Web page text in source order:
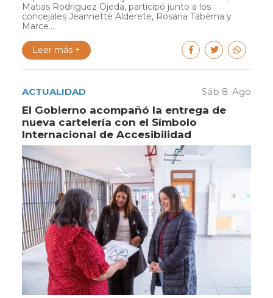
Matias Rodriguez Ojeda, participó junto a los
concejales Jeannette Alderete, Rosana Taberna y
Marce...
Leer más +
ACTUALIDAD Sáb 8. Ago
El Gobierno acompañó la entrega de
nueva cartelería con el Símbolo
Internacional de Accesibilidad